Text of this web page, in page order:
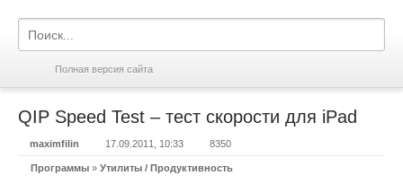
iPadis.ru
Полная версия сайта
QIP Speed Test – тест скорости для iPad
maximfilin 17.09.2011, 10:33 8350
Программы » Утилиты / Продуктивность